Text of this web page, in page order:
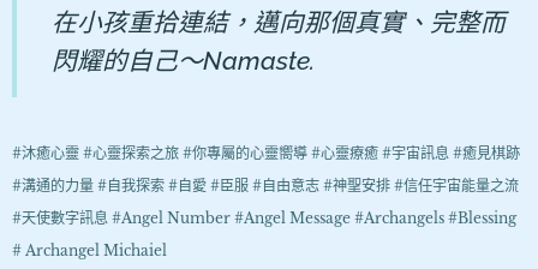
在小孩重拾連結，邁向那個真實、完整而
閃耀的自己～Namaste.
#沐癒心靈 #心靈探索之旅 #你專屬的心靈嚮導 #心靈療癒 #宇宙訊息 #癒見棋跡
#溝通的力量 #自我探索 #自愛 #臣服 #自由意志 #神聖安排 #信任宇宙能量之流
#天使數字訊息 #Angel Number #Angel Message #Archangels #Blessing
# Archangel Michaiel